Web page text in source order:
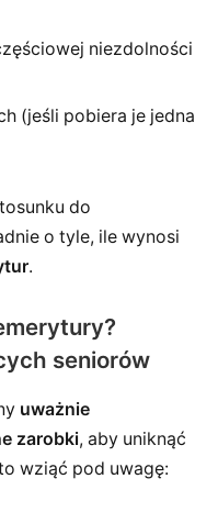
niezdolności
(jeśli pobiera je jedna
do
o tyle, ile wynosi
.
seniorów
uważnie
zarobki, aby uniknąć
wziąć pod uwagę: